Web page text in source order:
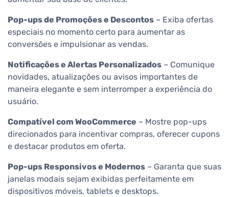
Pop-ups de Promoções e Descontos – Exiba ofertas
especiais no momento certo para aumentar as
conversões e impulsionar as vendas.
Notificações e Alertas Personalizados – Comunique
novidades, atualizações ou avisos importantes de
maneira elegante e sem interromper a experiência do
usuário.
Compatível com WooCommerce – Mostre pop-ups
direcionados para incentivar compras, oferecer cupons
e destacar produtos em oferta.
Pop-ups Responsivos e Modernos – Garanta que suas
janelas modais sejam exibidas perfeitamente em
dispositivos móveis, tablets e desktops.